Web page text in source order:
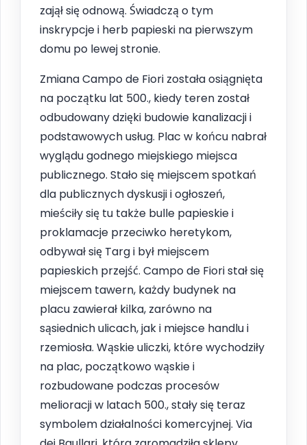
zajął się odnową. Świadczą o tym
inskrypcje i herb papieski na pierwszym
domu po lewej stronie.
Zmiana Campo de Fiori została osiągnięta
na początku lat 500., kiedy teren został
odbudowany dzięki budowie kanalizacji i
podstawowych usług. Plac w końcu nabrał
wyglądu godnego miejskiego miejsca
publicznego. Stało się miejscem spotkań
dla publicznych dyskusji i ogłoszeń,
mieściły się tu także bulle papieskie i
proklamacje przeciwko heretykom,
odbywał się Targ i był miejscem
papieskich przejść. Campo de Fiori stał się
miejscem tawern, każdy budynek na
placu zawierał kilka, zarówno na
sąsiednich ulicach, jak i miejsce handlu i
rzemiosła. Wąskie uliczki, które wychodziły
na plac, początkowo wąskie i
rozbudowane podczas procesów
melioracji w latach 500., stały się teraz
symbolem działalności komercyjnej. Via